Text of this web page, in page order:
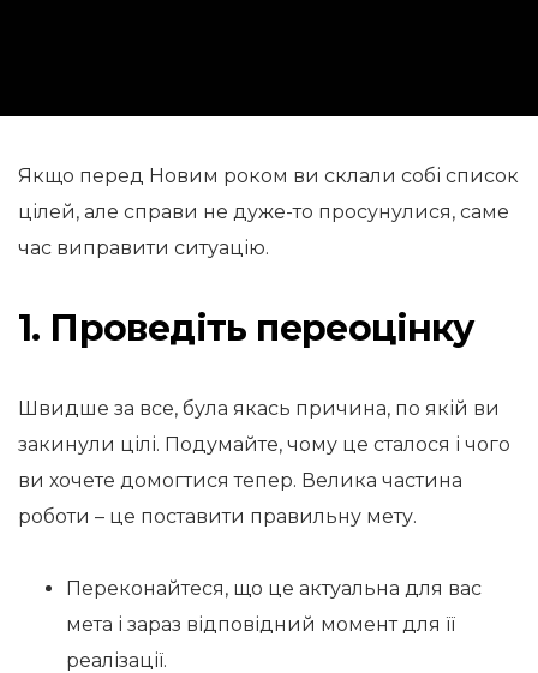
Якщо перед Новим роком ви склали собі список
цілей, але справи не дуже-то просунулися, саме
час виправити ситуацію.
1. Проведіть переоцінку
Швидше за все, була якась причина, по якій ви
закинули цілі. Подумайте, чому це сталося і чого
ви хочете домогтися тепер. Велика частина
роботи – це поставити правильну мету.
Переконайтеся, що це актуальна для вас
мета і зараз відповідний момент для її
реалізації.